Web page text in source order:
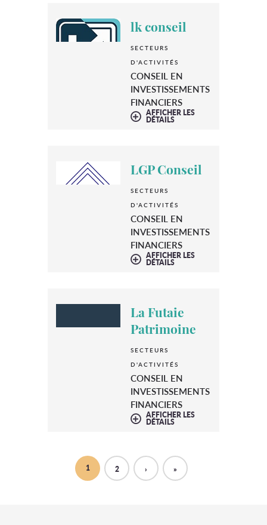
lk conseil
SECTEURS
D'ACTIVITÉS
CONSEIL EN
INVESTISSEMENTS
FINANCIERS
AFFICHER LES
DÉTAILS
LGP Conseil
SECTEURS
D'ACTIVITÉS
CONSEIL EN
INVESTISSEMENTS
FINANCIERS
AFFICHER LES
DÉTAILS
La Futaie
Patrimoine
SECTEURS
D'ACTIVITÉS
CONSEIL EN
INVESTISSEMENTS
FINANCIERS
AFFICHER LES
DÉTAILS
1 2 › »